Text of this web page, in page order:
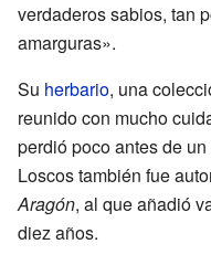
verdaderos sabios, tan
amarguras».
Su herbario, una
reunido con mucho
perdió poco antes de
Loscos también fue
Aragón, al que añadió
diez años.